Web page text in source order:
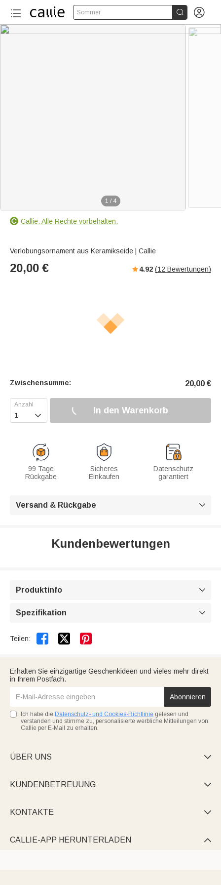
Sommer  
1 / 4
Callie. Alle Rechte vorbehalten.
Verlobungsornament aus Keramikseide | Callie
20,00 € 4.92 (12 Bewertungen)
Zwischensumme: 20,00 €
 In den Warenkorb
99 Tage
Rückgabe
Sicheres
Einkaufen
Datenschutz
garantiert
Versand & Rückgabe 
Kundenbewertungen
Produktinfo 
Spezifikation 
Teilen:  
Erhalten Sie einzigartige Geschenkideen und vieles mehr direkt
in Ihrem Postfach.
Abonnieren
Ich habe die Datenschutz- und Cookies-Richtlinie gelesen und
verstanden und stimme zu, personalisierte werbliche Mitteilungen von
Callie per E-Mail zu erhalten.
ÜBER UNS 
KUNDENBETREUUNG 
KONTAKTE 
CALLIE-APP HERUNTERLADEN 